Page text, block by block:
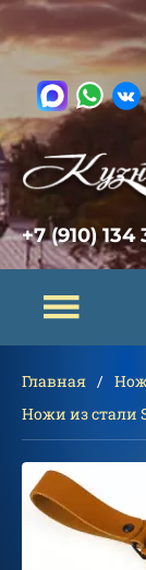
+7 (910) 134
Главная
Ножи из стали